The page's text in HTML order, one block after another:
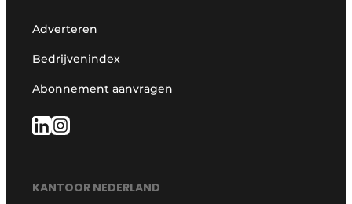
Adverteren
Bedrijvenindex
Abonnement aanvragen
KANTOOR NEDERLAND